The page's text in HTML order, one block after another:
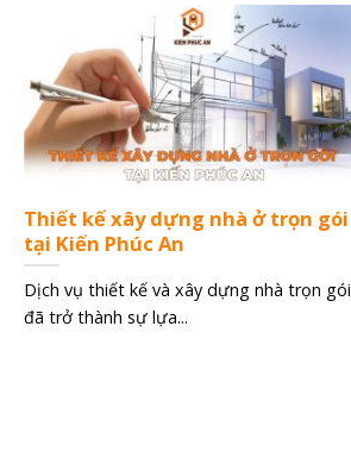
Thiết kế xây dựng nhà ở trọn gói
tại Kiến Phúc An
Dịch vụ thiết kế và xây dựng nhà trọn gói
đã trở thành sự lựa...